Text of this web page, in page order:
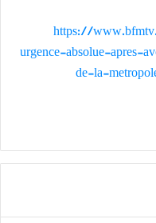
https://
urgence-absolue-apres-
de-la-